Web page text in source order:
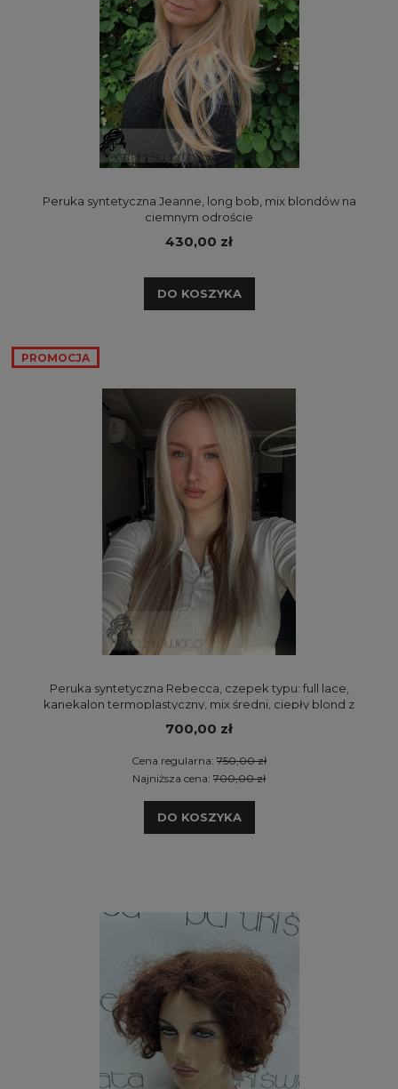
Peruka syntetyczna Jeanne, long bob, mix blondów na
ciemnym odroście
430,00 zł
DO KOSZYKA
Peruka syntetyczna Rebecca, czepek typu: full lace,
kanekalon termoplastyczny, mix średni, ciepły blond z
700,00 zł
Cena regularna: 750,00 zł
Najniższa cena: 700,00 zł
DO KOSZYKA
PROMOCJA